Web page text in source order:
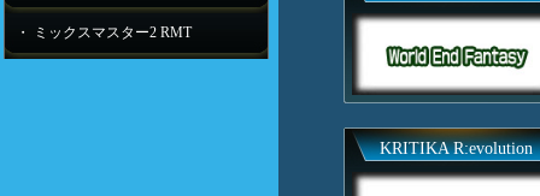
・ ミックスマスター2 RMT
KRITIKA R:evolution